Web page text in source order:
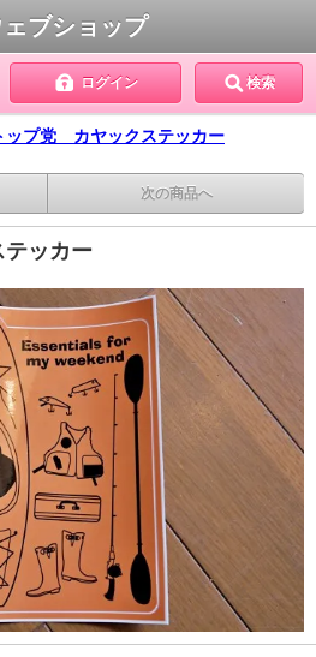
ブショップ
ログイン 検索
ップ党 カヤックステッカー
次の商品へ
ッカー